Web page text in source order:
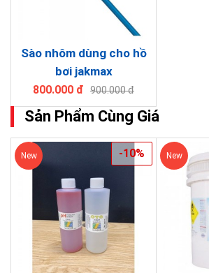
Sào nhôm dùng cho hồ
bơi jakmax
800.000 đ 900.000 đ
Sản Phẩm Cùng Giá
New -10% New